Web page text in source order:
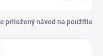
priložený návod na použitie